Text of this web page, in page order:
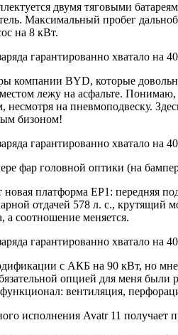
двумя тяговыми
Максимальный пробег
на 8 кВт.
компании BYD, которые
местом лежу на асфальте.
несмотря на пневмоподвеску.
бизоном!
фар головной оптики (на
платформа EP1: передняя
отдачей 578 л. с.,
а соотношение меняется.
с АКБ на 90 кВт, но
опцией для меня
вентиляция,
исполнения Avatr 11